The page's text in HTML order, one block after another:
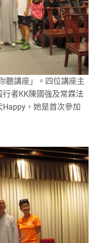
聽講座」。四位講座主
者KK陳國強及常霖法
，她是首次參加